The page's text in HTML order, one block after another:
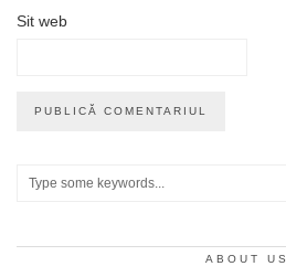
Sit web
ABOUT US